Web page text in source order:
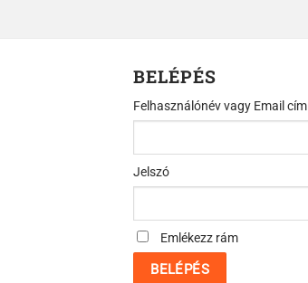
BELÉPÉS
Felhasználónév vagy Email cím
Jelszó
Emlékezz rám
BELÉPÉS